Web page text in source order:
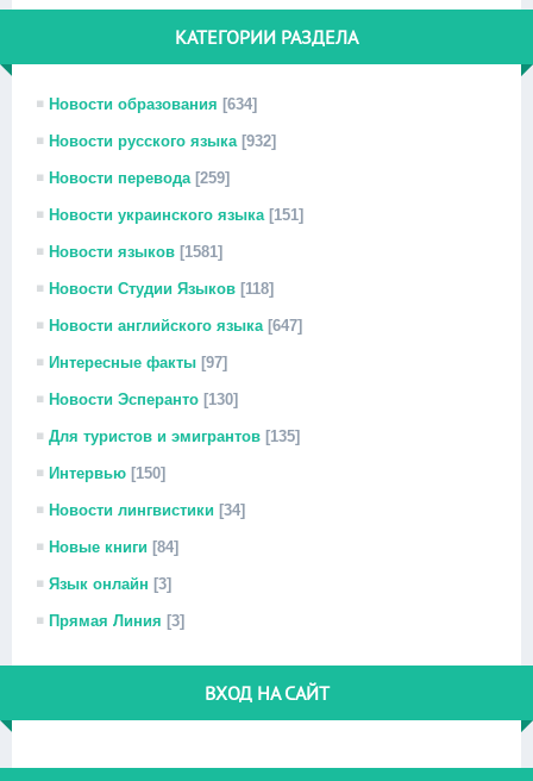
КАТЕГОРИИ РАЗДЕЛА
Новости образования [634]
Новости русского языка [932]
Новости перевода [259]
Новости украинского языка [151]
Новости языков [1581]
Новости Студии Языков [118]
Новости английского языка [647]
Интересные факты [97]
Новости Эсперанто [130]
Для туристов и эмигрантов [135]
Интервью [150]
Новости лингвистики [34]
Новые книги [84]
Язык онлайн [3]
Прямая Линия [3]
ВХОД НА САЙТ